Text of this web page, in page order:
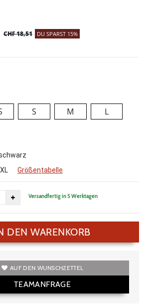
CHF 18,51 DU SPARST 15%
S M
L
XL Größentabelle
Versandfertig in 5 Werktagen
DEN WARENKORB
AUF DEN WUNSCHZETTEL
TEAMANFRAGE